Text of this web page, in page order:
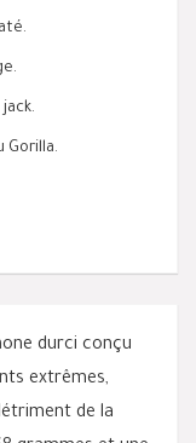
Gorilla.
durci conçu
extrêmes,
de la